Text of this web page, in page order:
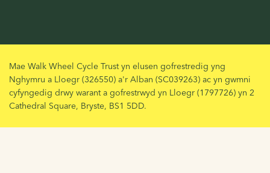
Mae Walk Wheel Cycle Trust yn elusen gofrestredig yng
Nghymru a Lloegr (326550) a'r Alban (SC039263) ac yn gwmni
cyfyngedig drwy warant a gofrestrwyd yn Lloegr (1797726) yn 2
Cathedral Square, Bryste, BS1 5DD.